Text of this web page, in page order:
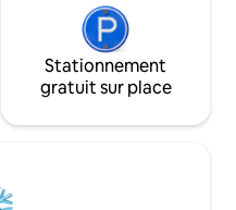
Stationnement
gratuit sur place